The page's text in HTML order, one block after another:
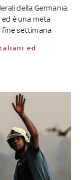
della Germania.
ed è una meta
fine settimana